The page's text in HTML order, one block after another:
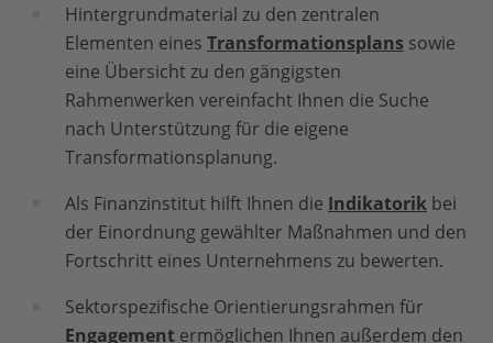
Hintergrundmaterial zu den zentralen
Elementen eines Transformationsplans sowie
eine Übersicht zu den gängigsten
Rahmenwerken vereinfacht Ihnen die Suche
nach Unterstützung für die eigene
Transformationsplanung.
Als Finanzinstitut hilft Ihnen die Indikatorik bei
der Einordnung gewählter Maßnahmen und den
Fortschritt eines Unternehmens zu bewerten.
Sektorspezifische Orientierungsrahmen für
Engagement ermöglichen Ihnen außerdem den